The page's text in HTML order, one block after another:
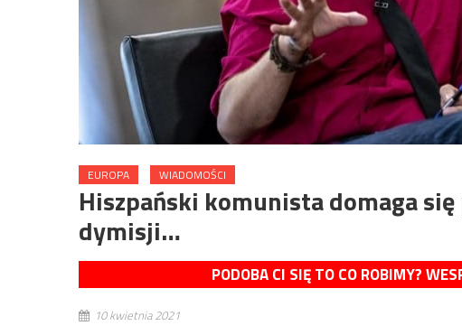
EUROPA WIADOMOŚCI
Hiszpański komunista domaga
dymisji…
PODOBA CI SIĘ TO CO ROBIMY?
10 kwietnia 2021